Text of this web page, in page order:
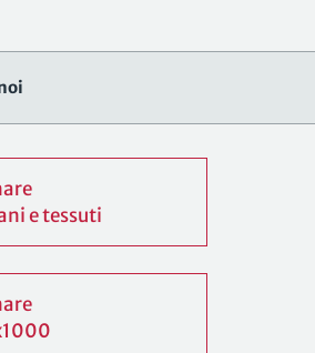
e tessuti